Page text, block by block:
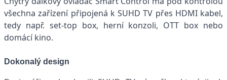
všechna zařízení připojená k SUHD TV přes HDMI kabel,
tedy např. set-top box, herní konzoli, OTT box nebo
domácí kino.
Dokonalý design